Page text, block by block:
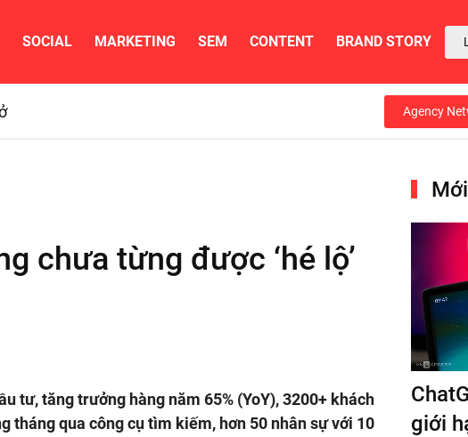
SOCIAL MARKETING SEM CONTENT BRAND STORY
Agency
chưa từng được ‘hé lộ’
tư, tăng trưởng hàng năm 65% (YoY), 3200+ khách
tháng qua công cụ tìm kiếm, hơn 50 nhân sự với 10
giới